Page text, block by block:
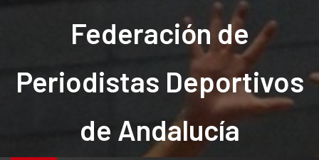
Federación de
Periodistas Deportivos
de Andalucía